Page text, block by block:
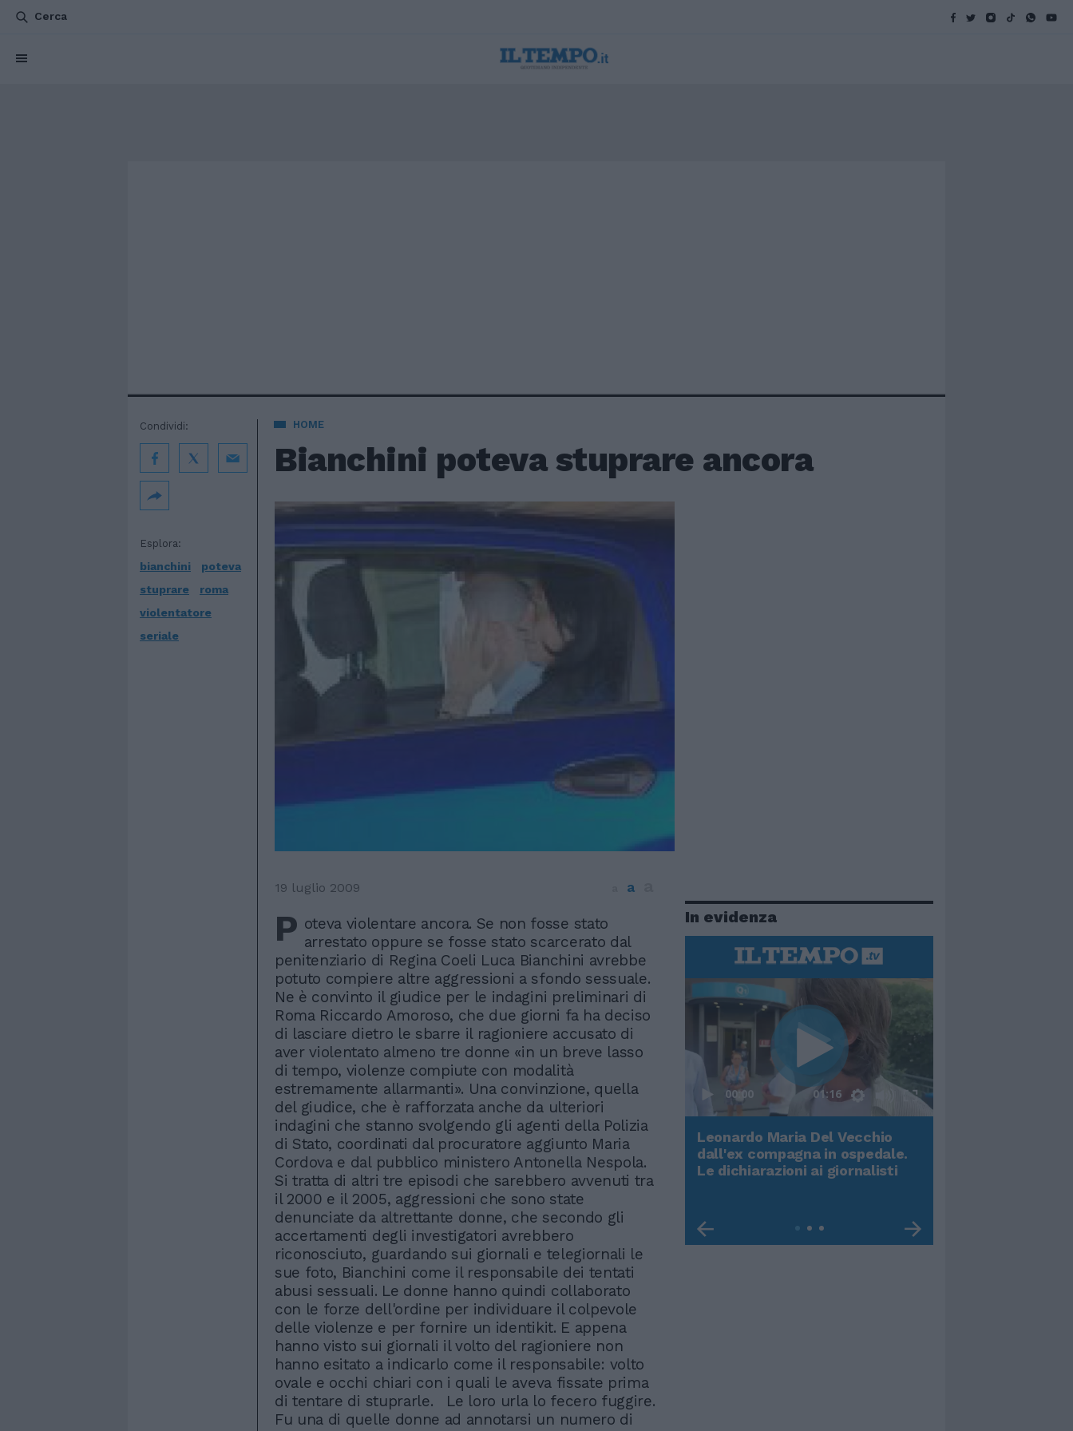
Cerca
HOME
Bianchini poteva stuprare ancora
Esplora:
bianchini
poteva
stuprare
roma
violentatore
seriale
Condividi:
19 luglio 2009 a
P oteva violentare ancora. Se non fosse stato
arrestato oppure se fosse stato scarcerato dal
penitenziario di Regina Coeli Luca Bianchini avrebbe
potuto compiere altre aggressioni a sfondo sessuale.
Ne è convinto il giudice per le indagini preliminari di
Roma Riccardo Amoroso, che due giorni fa ha deciso
di lasciare dietro le sbarre il ragioniere accusato di
aver violentato almeno tre donne «in un breve lasso
di tempo, violenze compiute con modalità
estremamente allarmanti». Una convinzione, quella
del giudice, che è rafforzata anche da ulteriori
indagini che stanno svolgendo gli agenti della Polizia
di Stato, coordinati dal procuratore aggiunto Maria
Cordova e dal pubblico ministero Antonella Nespola.
Si tratta di altri tre episodi che sarebbero avvenuti tra
il 2000 e il 2005, aggressioni che sono state
denunciate da altrettante donne, che secondo gli
accertamenti degli investigatori avrebbero
riconosciuto, guardando sui giornali e telegiornali le
sue foto, Bianchini come il responsabile dei tentati
abusi sessuali. Le donne hanno quindi collaborato
con le forze dell'ordine per individuare il colpevole
delle violenze e per fornire un identikit. E appena
hanno visto sui giornali il volto del ragioniere non
hanno esitato a indicarlo come il responsabile: volto
ovale e occhi chiari con i quali le aveva fissate prima
di tentare di stuprarle. Le loro urla lo fecero fuggire.
Fu una di quelle donne ad annotarsi un numero di
In evidenza
Rudy Giuliani a Come States?
Trump, Meloni e la strategia
americana
00:00 01:16
Leonardo Maria Del Vecchio
dall'ex compagna in ospedale.
Le dichiarazioni ai giornalisti